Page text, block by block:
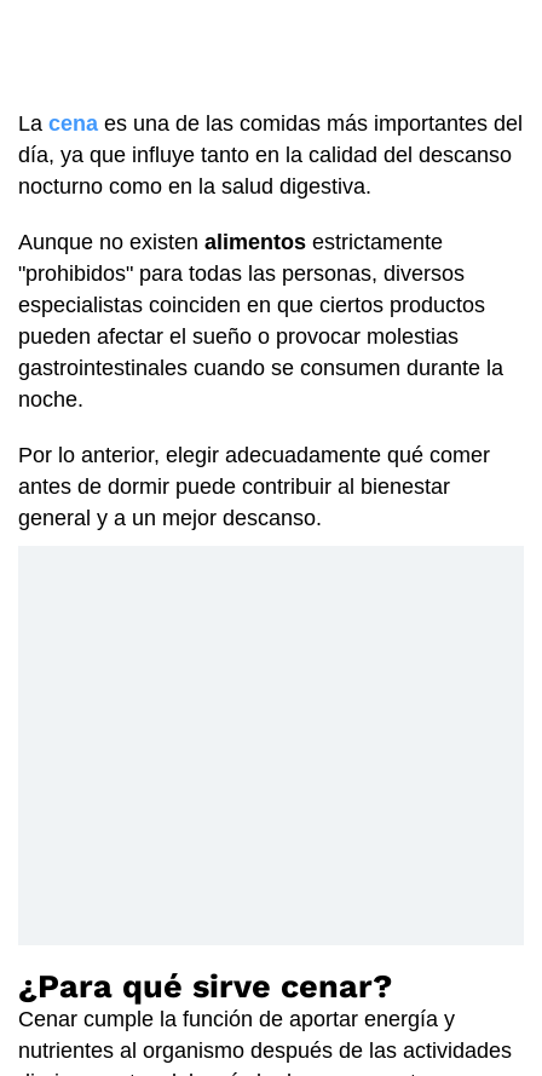
La cena es una de las comidas más importantes del
día, ya que influye tanto en la calidad del descanso
nocturno como en la salud digestiva.
Aunque no existen alimentos estrictamente
"prohibidos" para todas las personas, diversos
especialistas coinciden en que ciertos productos
pueden afectar el sueño o provocar molestias
gastrointestinales cuando se consumen durante la
noche.
Por lo anterior, elegir adecuadamente qué comer
antes de dormir puede contribuir al bienestar
general y a un mejor descanso.
¿Para qué sirve cenar?
Cenar cumple la función de aportar energía y
nutrientes al organismo después de las actividades